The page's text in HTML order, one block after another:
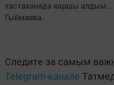
хастаханәдә каршы алдым...
Гыймаева.
Следите за самым
Telegram-канале